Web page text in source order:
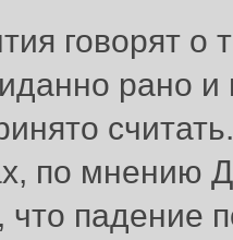
говорят
рано
по мнению
что падение